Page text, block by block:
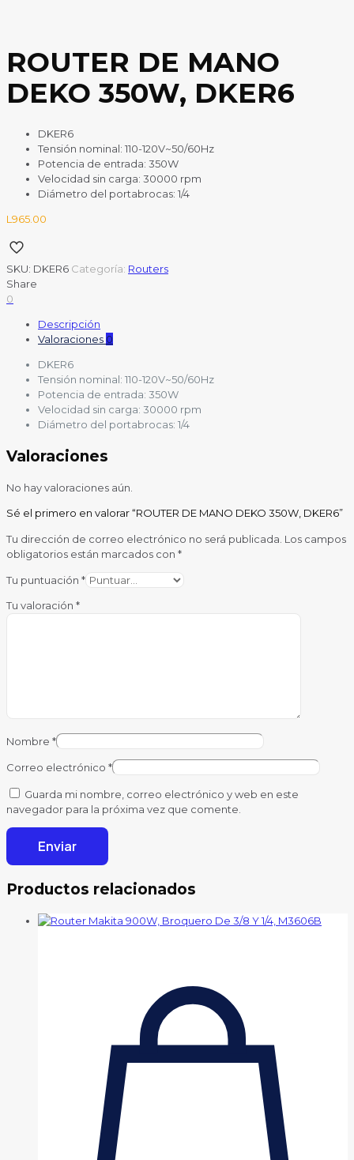
ROUTER DE MANO
DEKO 350W, DKER6
DKER6
Tensión nominal: 110-120V~50/60Hz
Potencia de entrada: 350W
Velocidad sin carga: 30000 rpm
Diámetro del portabrocas: 1/4
L 965.00
SKU: DKER6 Categoría: Routers
Share
0
Descripción
Valoraciones 0
DKER6
Tensión nominal: 110-120V~50/60Hz
Potencia de entrada: 350W
Velocidad sin carga: 30000 rpm
Diámetro del portabrocas: 1/4
Valoraciones
No hay valoraciones aún.
Sé el primero en valorar “ROUTER DE MANO DEKO 350W, DKER6”
Tu dirección de correo electrónico no será publicada. Los campos
obligatorios están marcados con *
Tu puntuación *
Tu valoración *
Nombre *
Correo electrónico *
Guarda mi nombre, correo electrónico y web en este
navegador para la próxima vez que comente.
Productos relacionados